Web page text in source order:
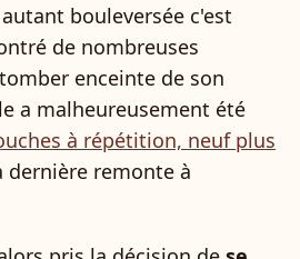
bouleversée c'est
de nombreuses
enceinte de son
a malheureusement été
à répétition, neuf plus
dernière remonte à